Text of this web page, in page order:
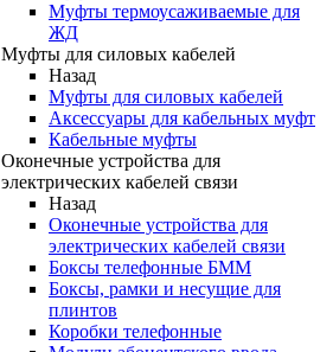
Муфты термоусаживаемые для
ЖД
Муфты для силовых кабелей
Назад
Муфты для силовых кабелей
Аксессуары для кабельных муфт
Кабельные муфты
Оконечные устройства для
электрических кабелей связи
Назад
Оконечные устройства для
электрических кабелей связи
Боксы телефонные БММ
Боксы, рамки и несущие для
плинтов
Коробки телефонные